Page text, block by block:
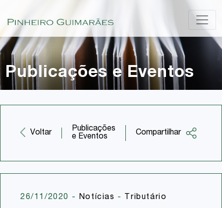
Publicações e Eventos
Voltar
Publicações
e Eventos
Compartilhar
Twitter
26/11/2020 - Notícias - Tributário